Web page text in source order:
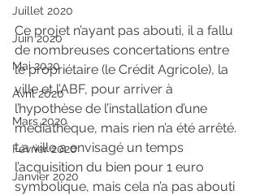
Juillet 2020
Juin 2020
Mai 2020
Avril 2020
Mars 2020
Février 2020
Janvier 2020
Ce projet n’ayant pas abouti, il a fallu
de nombreuses concertations entre
le propriétaire (le Crédit Agricole), la
ville et l’ABF, pour arriver à
l’hypothèse de l’installation d’une
médiathèque, mais rien n’a été arrêté.
La ville a envisagé un temps
l’acquisition du bien pour 1 euro
symbolique, mais cela n’a pas abouti